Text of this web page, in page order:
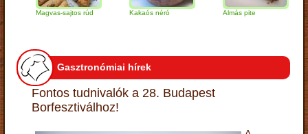
Magvas-sajtos rúd Kakaós néró Almás pite
Gasztronómiai hírek
Fontos tudnivalók a 28. Budapest
Borfesztiválhoz!